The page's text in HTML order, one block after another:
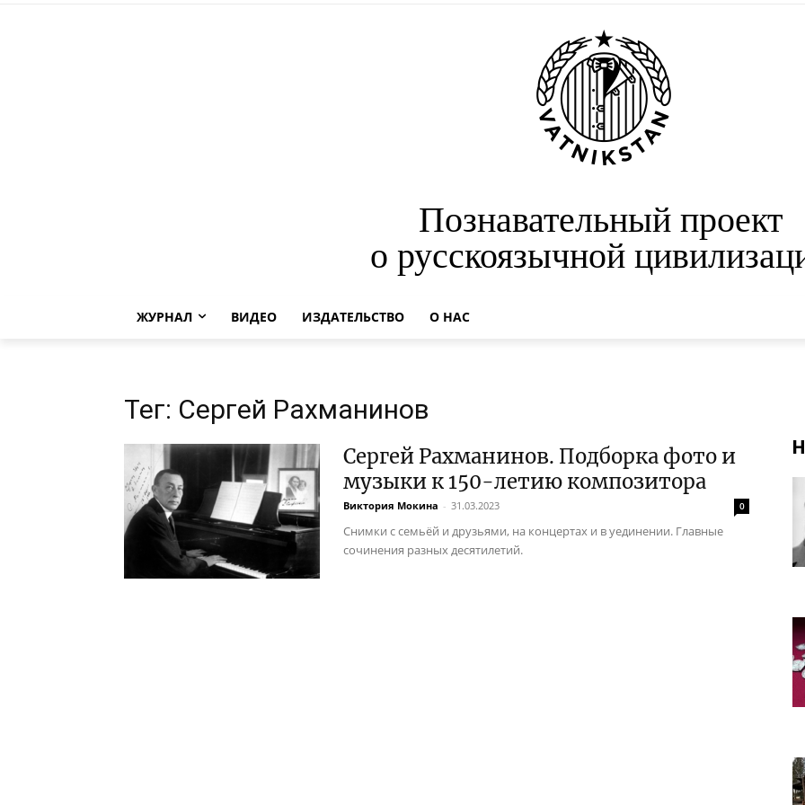
Познавательный проект
о русскоязычной
ЖУРНАЛ ВИДЕО ИЗДАТЕЛЬСТВО О НАС
Тег: Сергей Рахманинов
Сергей Рахманинов. Подборка фото и
музыки к 150-летию композитора
Виктория Мокина - 31.03.2023 0
Снимки с семьёй и друзьями, на концертах и в уединении. Главные
сочинения разных десятилетий.